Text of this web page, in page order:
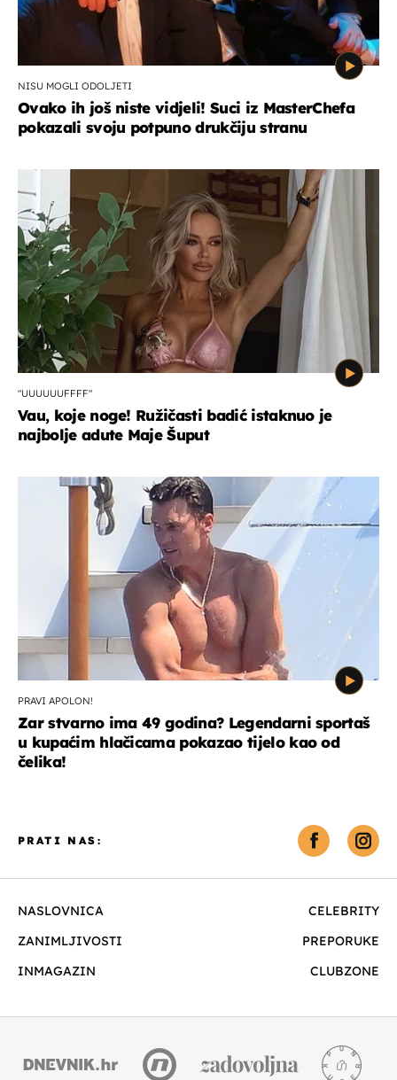
NISU MOGLI ODOLJETI
Ovako ih još niste vidjeli! Suci iz MasterChefa
pokazali svoju potpuno drukčiju stranu
"UUUUUUFFFF"
Vau, koje noge! Ružičasti badić istaknuo je
najbolje adute Maje Šuput
PRAVI APOLON!
Zar stvarno ima 49 godina? Legendarni sportaš
u kupaćim hlačicama pokazao tijelo kao od
čelika!
NASLOVNICA
CELEBRITY
ZANIMLJIVOSTI
PREPORUKE
INMAGAZIN
CLUBZONE
PRATI NAS: